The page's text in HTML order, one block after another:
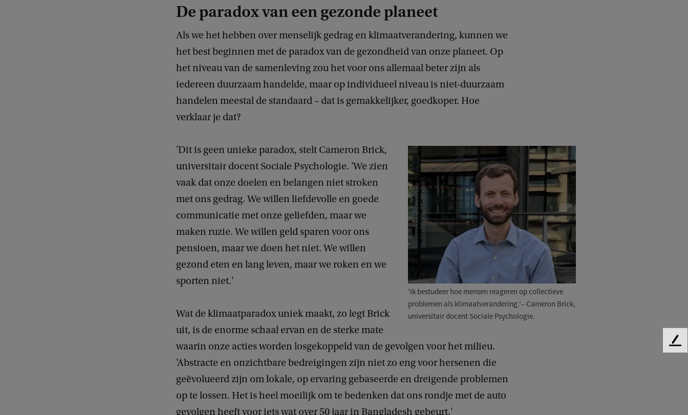
De paradox van een gezonde planeet
Als we het hebben over menselijk gedrag en klimaatverandering, kunnen we
het best beginnen met de paradox van de gezondheid van onze planeet. Op
het niveau van de samenleving zou het voor ons allemaal beter zijn als
iedereen duurzaam handelde, maar op individueel niveau is niet-duurzaam
handelen meestal de standaard – dat is gemakkelijker, goedkoper. Hoe
verklaar je dat?
'Ik bestudeer hoe mensen reageren op collectieve
problemen als klimaatverandering.'– Cameron Brick,
universitair docent Sociale Psychologie.
'Dit is geen unieke paradox, stelt Cameron Brick,
universitair docent Sociale Psychologie. 'We zien
vaak dat onze doelen en belangen niet stroken
met ons gedrag. We willen liefdevolle en goede
communicatie met onze geliefden, maar we
maken ruzie. We willen geld sparen voor ons
pensioen, maar we doen het niet. We willen
gezond eten en lang leven, maar we roken en we
sporten niet.'
Wat de klimaatparadox uniek maakt, zo legt Brick
uit, is de enorme schaal ervan en de sterke mate
waarin onze acties worden losgekoppeld van de gevolgen voor het milieu.
'Abstracte en onzichtbare bedreigingen zijn niet zo eng voor hersenen die
geëvolueerd zijn om lokale, op ervaring gebaseerde en dreigende problemen
op te lossen. Het is heel moeilijk om te bedenken dat ons rondje met de auto
gevolgen heeft voor iets wat over 50 jaar in Bangladesh gebeurt.'
F